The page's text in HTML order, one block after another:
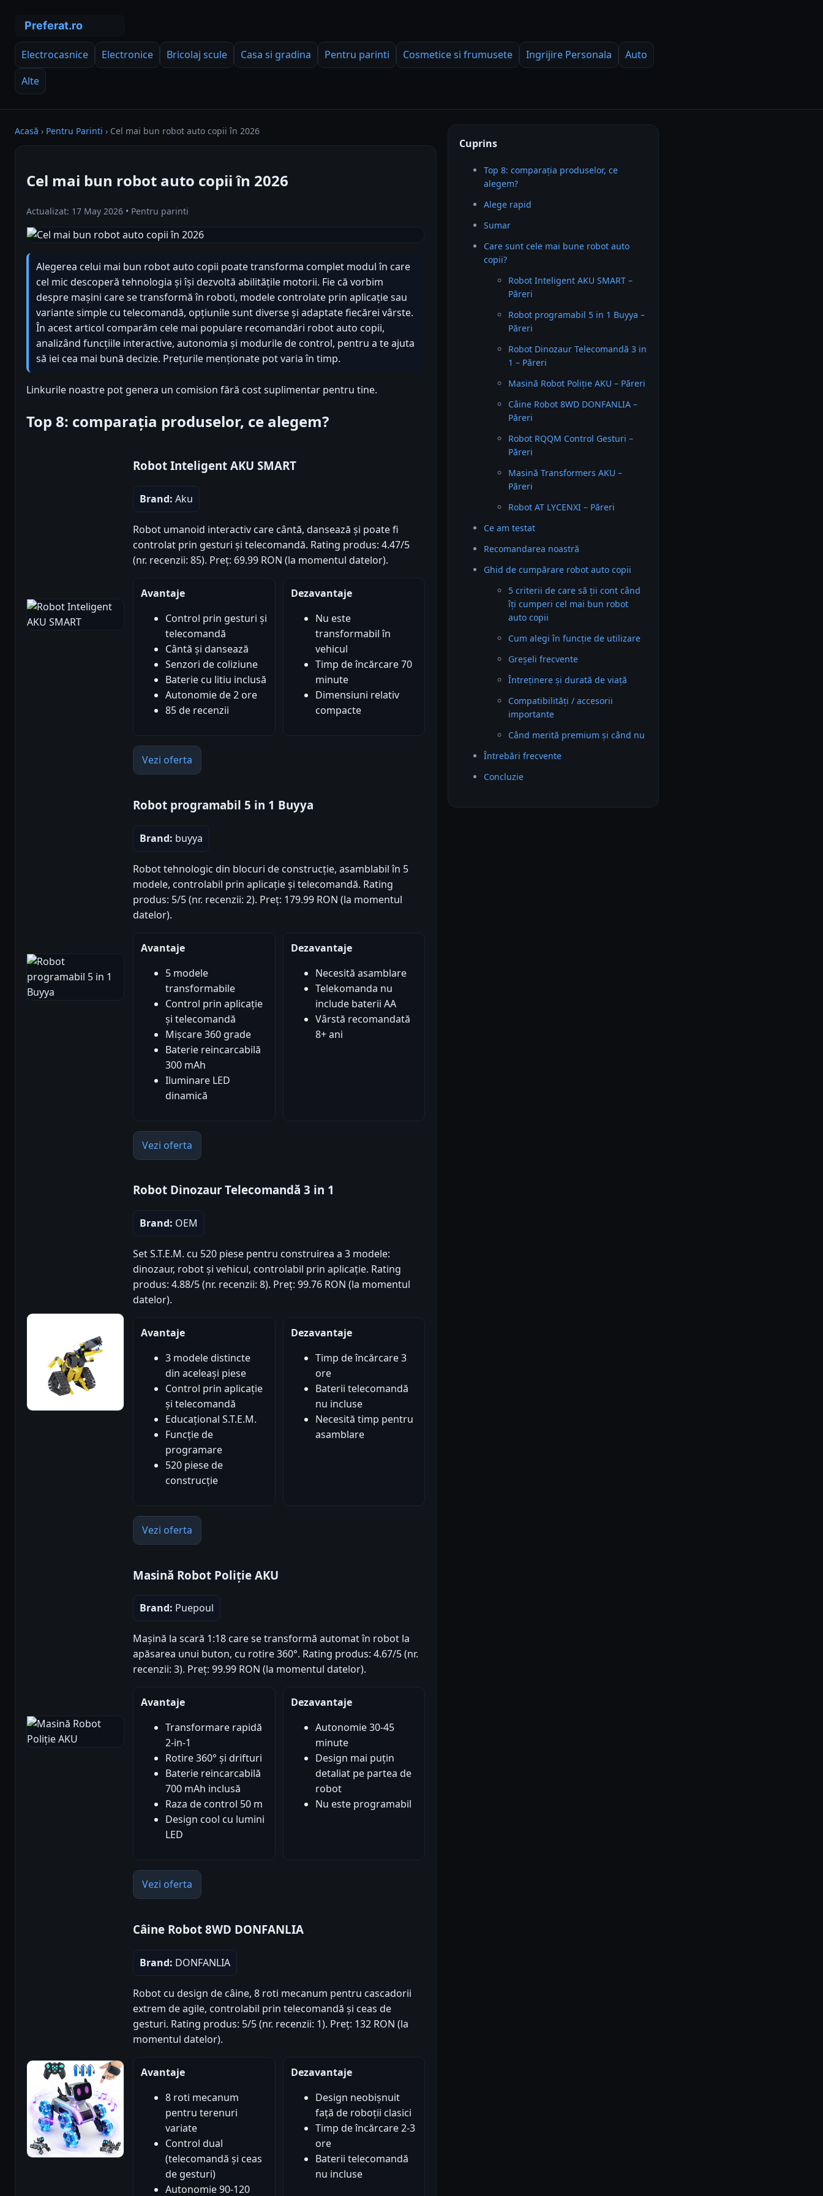
Electrocasnice Electronice Bricolaj scule Casa si gradina Pentru parinti Cosmetice si frumusete Ingrijire Personala
Auto
Alte
Acasă › Pentru Parinti › Cel mai bun robot auto copii în 2026
Cel mai bun robot auto copii în 2026
Actualizat: 17 May 2026 • Pentru parinti
Alegerea celui mai bun robot auto copii poate transforma complet modul în care
cel mic descoperă tehnologia și își dezvoltă abilitățile motorii. Fie că vorbim
despre mașini care se transformă în roboti, modele controlate prin aplicație sau
variante simple cu telecomandă, opțiunile sunt diverse și adaptate fiecărei vârste.
În acest articol comparăm cele mai populare recomandări robot auto copii,
analizând funcțiile interactive, autonomia și modurile de control, pentru a te ajuta
să iei cea mai bună decizie. Prețurile menționate pot varia în timp.
Linkurile noastre pot genera un comision fără cost suplimentar pentru tine.
Top 8: comparația produselor, ce alegem?
Robot Inteligent AKU SMART
Brand: Aku
Robot umanoid interactiv care cântă, dansează și poate fi
controlat prin gesturi și telecomandă. Rating produs: 4.47/5
(nr. recenzii: 85). Preț: 69.99 RON (la momentul datelor).
Avantaje
Control prin gesturi și
telecomandă
Cântă și dansează
Senzori de coliziune
Baterie cu litiu inclusă
Autonomie de 2 ore
85 de recenzii
Dezavantaje
Nu este
transformabil în
vehicul
Timp de încărcare 70
minute
Dimensiuni relativ
compacte
Vezi oferta
Robot programabil 5 in 1 Buyya
Brand: buyya
Robot tehnologic din blocuri de construcție, asamblabil în 5
modele, controlabil prin aplicație și telecomandă. Rating
produs: 5/5 (nr. recenzii: 2). Preț: 179.99 RON (la momentul
datelor).
Avantaje
5 modele
transformabile
Control prin aplicație
și telecomandă
Mișcare 360 grade
Baterie reincarcabilă
300 mAh
Iluminare LED
dinamică
Dezavantaje
Necesită asamblare
Telekomanda nu
include baterii AA
Vârstă recomandată
8+ ani
Vezi oferta
Robot Dinozaur Telecomandă 3 in 1
Brand: OEM
Set S.T.E.M. cu 520 piese pentru construirea a 3 modele:
dinozaur, robot și vehicul, controlabil prin aplicație. Rating
produs: 4.88/5 (nr. recenzii: 8). Preț: 99.76 RON (la momentul
datelor).
Avantaje
3 modele distincte
din aceleași piese
Control prin aplicație
și telecomandă
Educațional S.T.E.M.
Funcție de
programare
520 piese de
construcție
Dezavantaje
Timp de încărcare 3
ore
Baterii telecomandă
nu incluse
Necesită timp pentru
asamblare
Vezi oferta
Masină Robot Poliție AKU
Brand: Puepoul
Mașină la scară 1:18 care se transformă automat în robot la
apăsarea unui buton, cu rotire 360°. Rating produs: 4.67/5 (nr.
recenzii: 3). Preț: 99.99 RON (la momentul datelor).
Avantaje
Transformare rapidă
2-in-1
Rotire 360° și drifturi
Baterie reincarcabilă
700 mAh inclusă
Raza de control 50 m
Design cool cu lumini
LED
Dezavantaje
Autonomie 30-45
minute
Design mai puțin
detaliat pe partea de
robot
Nu este programabil
Vezi oferta
Câine Robot 8WD DONFANLIA
Brand: DONFANLIA
Robot cu design de câine, 8 roti mecanum pentru cascadorii
extrem de agile, controlabil prin telecomandă și ceas de
gesturi. Rating produs: 5/5 (nr. recenzii: 1). Preț: 132 RON (la
momentul datelor).
Avantaje
8 roti mecanum
pentru terenuri
variate
Control dual
(telecomandă și ceas
de gesturi)
Autonomie 90-120
Dezavantaje
Design neobișnuit
față de roboții clasici
Timp de încărcare 2-3
ore
Baterii telecomandă
nu incluse
Cuprins
Top 8: comparația produselor, ce
alegem?
Alege rapid
Sumar
Care sunt cele mai bune robot auto
copii?
Robot Inteligent AKU SMART –
Păreri
Robot programabil 5 in 1 Buyya –
Păreri
Robot Dinozaur Telecomandă 3 in
1 – Păreri
Masină Robot Poliție AKU – Păreri
Câine Robot 8WD DONFANLIA –
Păreri
Robot RQQM Control Gesturi –
Păreri
Masină Transformers AKU –
Păreri
Robot AT LYCENXI – Păreri
Ce am testat
Recomandarea noastră
Ghid de cumpărare robot auto copii
5 criterii de care să ții cont când
îți cumperi cel mai bun robot
auto copii
Cum alegi în funcție de utilizare
Greșeli frecvente
Întreținere și durată de viață
Compatibilități / accesorii
importante
Când merită premium și când nu
Întrebări frecvente
Concluzie